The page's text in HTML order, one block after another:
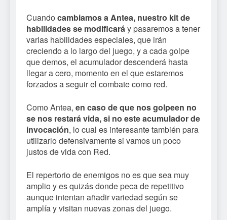
Cuando cambiamos a Antea, nuestro kit de
habilidades se modificaráy pasaremos a tener
varias habilidades especiales, que irán
creciendo a lo largo del juego, y a cada golpe
que demos, el acumulador descenderá hasta
llegar a cero, momento en el que estaremos
forzados a seguir el combate como red.
Como Antea, en caso de que nos golpeen no
se nos restará vida, si no este acumulador de
invocación, lo cual es interesante también para
utilizarlo defensivamente si vamos un poco
justos de vida con Red.
El repertorio de enemigos no es que sea muy
amplio y es quizás donde peca de repetitivo
aunque intentan añadir variedad según se
amplía y visitan nuevas zonas del juego.